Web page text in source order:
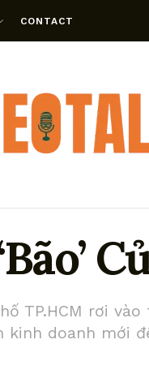
CONTACT
TP.HCM rơi
doanh mới